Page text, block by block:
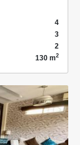
4
3
2
130 m2